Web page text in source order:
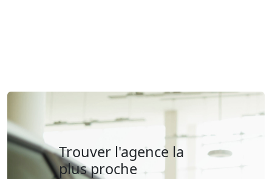
Trouver l'agence la
plus proche